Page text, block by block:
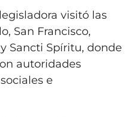
visitó las
San Francisco,
Sancti Spíritu, donde
autoridades
e